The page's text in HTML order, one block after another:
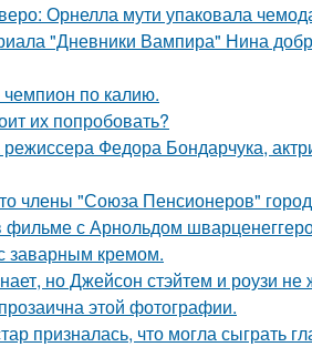
Орнелла мути упаковала
"Дневники Вампира" Нина
по калию.
их попробовать?
Федора Бондарчука,
члены "Союза Пенсионеров"
с Арнольдом
заварным кремом.
но Джейсон стэйтем и роузи
этой фотографии.
призналась, что могла сыграть